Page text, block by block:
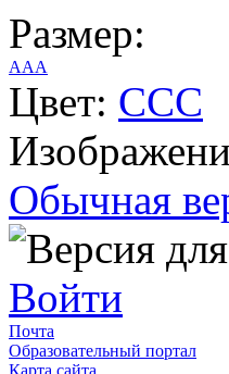
Размер:
AAA
Цвет: CCC
Обычная
Войти
Почта
Образовательный портал
Карта сайта